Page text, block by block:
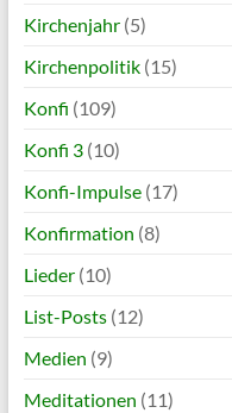
Kirchenjahr(5)
Kirchenpolitik(15)
Konfi (109)
Konfi 3(10)
Konfi-Impulse(17)
Konfirmation (8)
Lieder(10)
List-Posts(12)
Medien (9)
Meditationen (11)